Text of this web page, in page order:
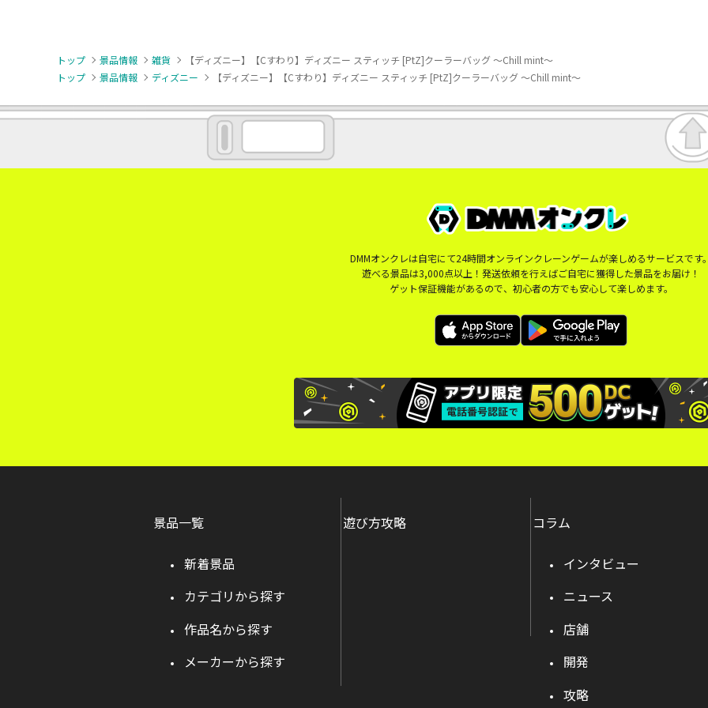
トップ 景品情報 雑貨
【ディズニー】【Cすわり】ディズニー スティッチ [PtZ]クーラーバッグ ～Chill mint～
トップ
景品情報 ディズニー 【ディズニー】【Cすわり】ディズニー スティッチ [PtZ]クーラーバッグ ～Chill mint～
DMMオンクレは自宅にて24時間オンラインクレーンゲームが楽しめるサービスです
遊べる景品は3,000点以上！発送依頼を行えばご自宅に獲得した景品をお届け！
ゲット保証機能があるので、初心者の方でも安心して楽しめます。
景品一覧
新着景品
カテゴリから探す
作品名から探す
メーカーから探す
遊び方攻略 コラム
インタビュー
ニュース
店舗
開発
攻略